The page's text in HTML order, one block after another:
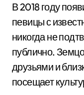
В 2018 году
певицы с
никогда не
публично.
друзьями и
посещает